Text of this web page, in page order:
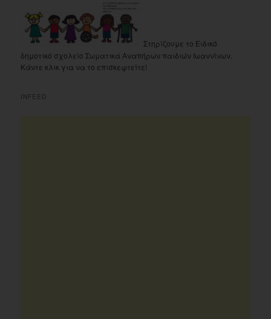
Στηρίζουμε το Ειδικό
δημοτικό σχολείο Σωματικά Αναπήρων παιδιών Ιωαννίνων.
Κάντε κλικ για να το επισκεφτείτε!
INFEED